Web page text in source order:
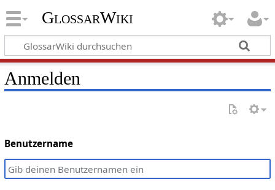
GlossarWiki
Anmelden
Benutzername